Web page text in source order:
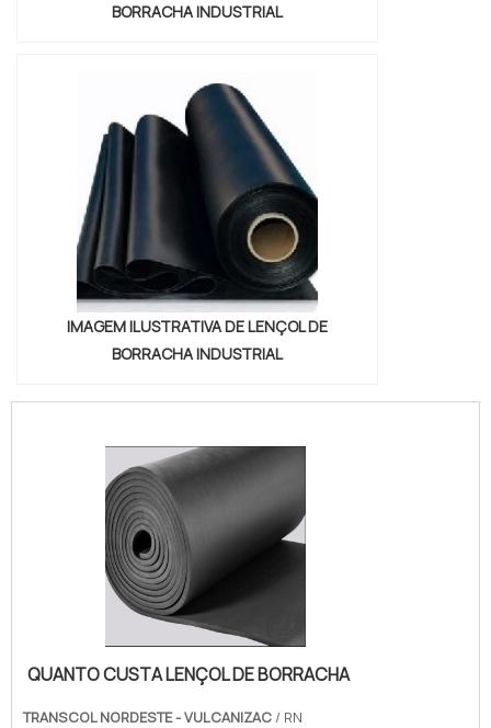
BORRACHA INDUSTRIAL
IMAGEM ILUSTRATIVA DE LENÇOL DE
BORRACHA INDUSTRIAL
QUANTO CUSTA LENÇOL DE BORRACHA
TRANSCOL NORDESTE - VULCANIZAC / RN